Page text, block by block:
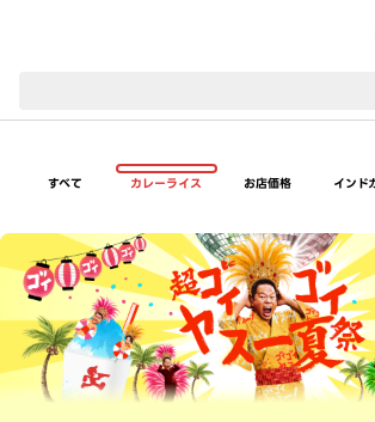
すべて カレーライス お店価格 インド
超ゴイゴイヤスー夏祭